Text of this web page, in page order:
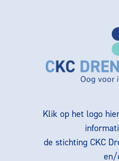
Klik op het logo
de stichting CKC
en/